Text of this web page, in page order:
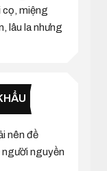
cọ, miệng
lâu la nhưng
nên đề
nguyền